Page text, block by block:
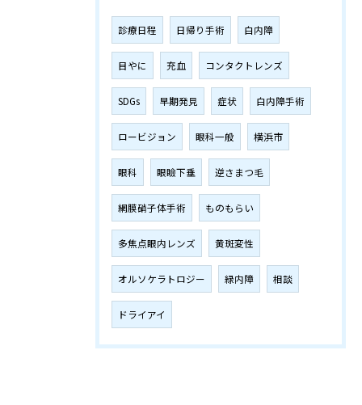
診療日程 日帰り手術 白内障
目やに 充血 コンタクトレンズ
SDGs 早期発見 症状 白内障手術
ロービジョン 眼科一般 横浜市
眼科 眼瞼下垂 逆さまつ毛
網膜硝子体手術 ものもらい
多焦点眼内レンズ 黄斑変性
オルソケラトロジー 緑内障 相談
ドライアイ